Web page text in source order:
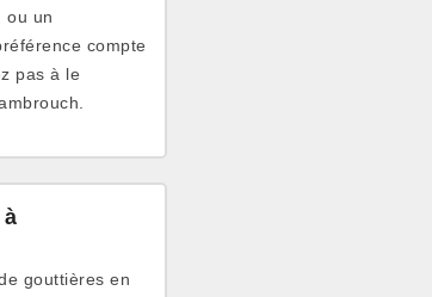
ou un
compte
pas à le
gouttières en